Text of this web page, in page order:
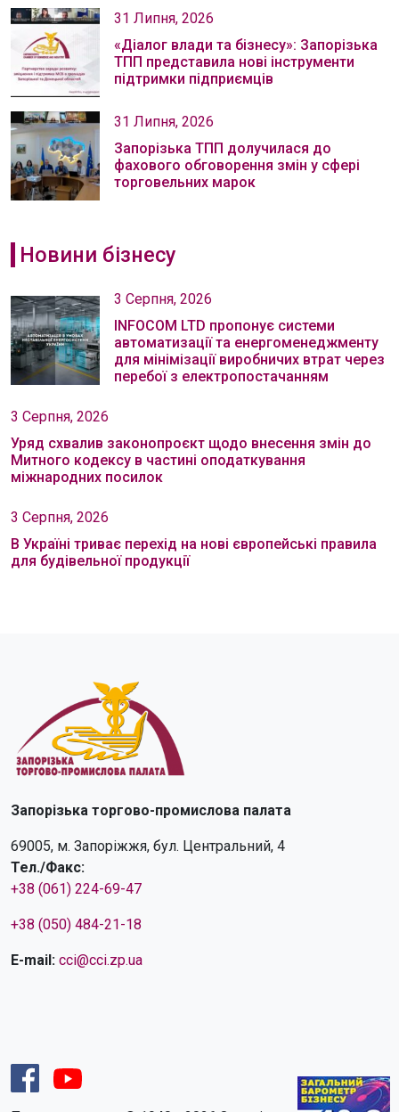
31 Липня, 2026
«Діалог влади та бізнесу»: Запорізька
ТПП представила нові інструменти
підтримки підприємців
31 Липня, 2026
Запорізька ТПП долучилася до
фахового обговорення змін у сфері
торговельних марок
Новини бізнесу
3 Серпня, 2026
INFOCOM LTD пропонує системи
автоматизації та енергоменеджменту
для мінімізації виробничих втрат через
перебої з електропостачанням
3 Серпня, 2026
Уряд схвалив законопроєкт щодо внесення змін до
Митного кодексу в частині оподаткування
міжнародних посилок
3 Серпня, 2026
В Україні триває перехід на нові європейські правила
для будівельної продукції
Запорізька торгово-промислова палата
69005, м. Запоріжжя, бул. Центральний, 4
Тел./Факс:
+38 (061) 224-69-47
+38 (050) 484-21-18
E-mail: cci@cci.zp.ua